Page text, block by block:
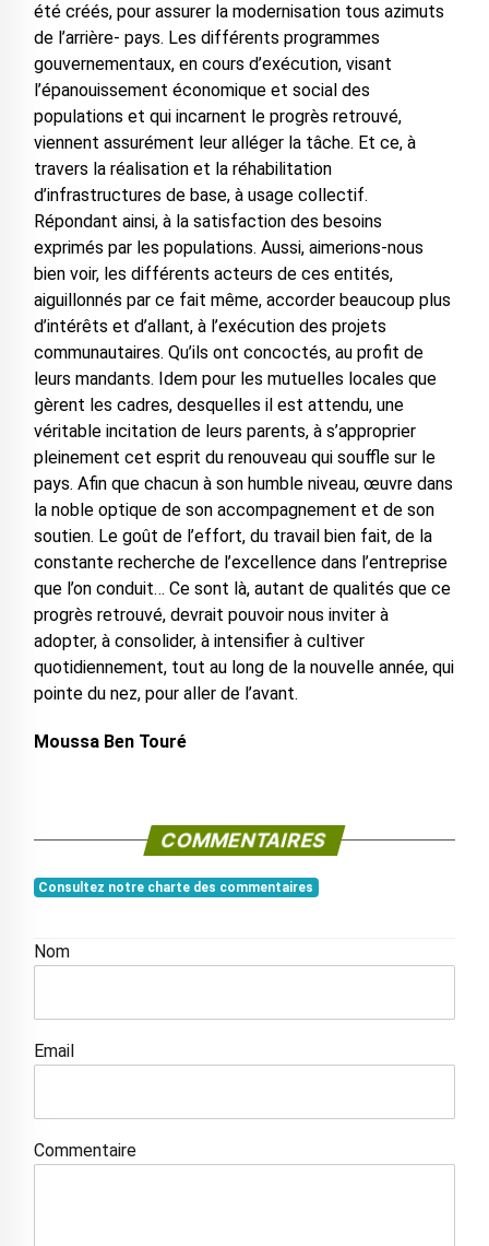
été créés, pour assurer la modernisation tous azimuts
de l’arrière- pays. Les différents programmes
gouvernementaux, en cours d’exécution, visant
l’épanouissement économique et social des
populations et qui incarnent le progrès retrouvé,
viennent assurément leur alléger la tâche. Et ce, à
travers la réalisation et la réhabilitation
d’infrastructures de base, à usage collectif.
Répondant ainsi, à la satisfaction des besoins
exprimés par les populations. Aussi, aimerions-nous
bien voir, les différents acteurs de ces entités,
aiguillonnés par ce fait même, accorder beaucoup plus
d’intérêts et d’allant, à l’exécution des projets
communautaires. Qu’ils ont concoctés, au profit de
leurs mandants. Idem pour les mutuelles locales que
gèrent les cadres, desquelles il est attendu, une
véritable incitation de leurs parents, à s’approprier
pleinement cet esprit du renouveau qui souffle sur le
pays. Afin que chacun à son humble niveau, œuvre dans
la noble optique de son accompagnement et de son
soutien. Le goût de l’effort, du travail bien fait, de la
constante recherche de l’excellence dans l’entreprise
que l’on conduit… Ce sont là, autant de qualités que ce
progrès retrouvé, devrait pouvoir nous inviter à
adopter, à consolider, à intensifier à cultiver
quotidiennement, tout au long de la nouvelle année, qui
pointe du nez, pour aller de l’avant.
Moussa Ben Touré
COMMENTAIRES
Consultez notre charte des commentaires
Nom
Email
Commentaire